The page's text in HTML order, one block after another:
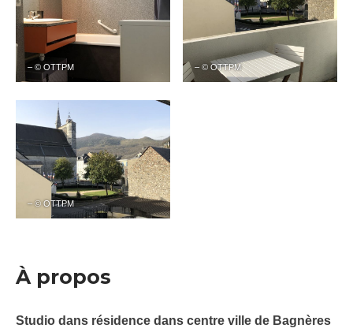
– © OTTPM – © OTTPM
– © OTTPM
À propos
Studio dans résidence dans centre ville de Bagnères